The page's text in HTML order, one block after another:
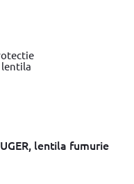
lentila fumurie